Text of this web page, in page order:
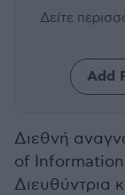
Δείτε
Add
Διεθνή
of Information
Διευθύντρια